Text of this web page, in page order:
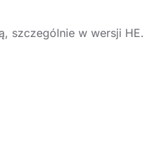
szczególnie w wersji HE.